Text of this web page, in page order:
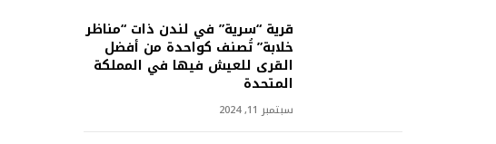
قرية “سرية” في لندن ذات “مناظر
خلابة” تُصنف كواحدة من أفضل
القرى للعيش فيها في المملكة
المتحدة
سبتمبر 11, 2024